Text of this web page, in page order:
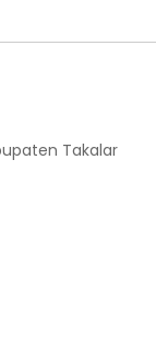
Takalar